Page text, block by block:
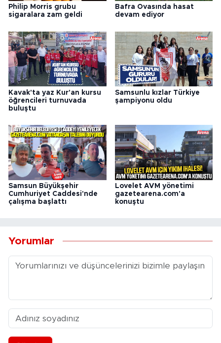
Philip Morris grubu
sigaralara zam geldi
Bafra Ovasında hasat
devam ediyor
Kavak'ta yaz Kur'an kursu
öğrencileri turnuvada
buluştu
Samsunlu kızlar Türkiye
şampiyonu oldu
Samsun Büyükşehir
Cumhuriyet Caddesi'nde
çalışma başlattı
Lovelet AVM yönetimi
gazetearena.com'a
konuştu
Yorumlar